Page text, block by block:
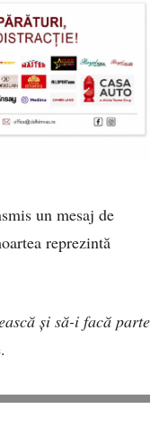
un mesaj de
reprezintă
și să-i facă parte